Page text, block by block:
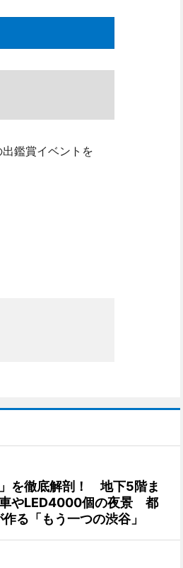
鑑賞イベントを
を徹底解剖！ 地下5階ま
やLED4000個の夜景 都
る「もう一つの渋谷」